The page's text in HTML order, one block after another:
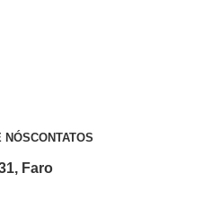
NÓSCONTATOS
Faro